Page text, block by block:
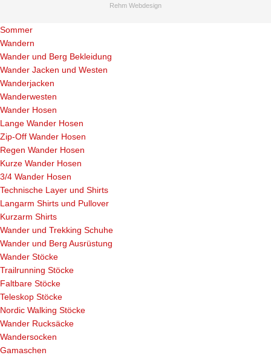
Rehm Webdesign
Sommer
Wandern
Wander und Berg Bekleidung
Wander Jacken und Westen
Wanderjacken
Wanderwesten
Wander Hosen
Lange Wander Hosen
Zip-Off Wander Hosen
Regen Wander Hosen
Kurze Wander Hosen
3/4 Wander Hosen
Technische Layer und Shirts
Langarm Shirts und Pullover
Kurzarm Shirts
Wander und Trekking Schuhe
Wander und Berg Ausrüstung
Wander Stöcke
Trailrunning Stöcke
Faltbare Stöcke
Teleskop Stöcke
Nordic Walking Stöcke
Wander Rucksäcke
Wandersocken
Gamaschen